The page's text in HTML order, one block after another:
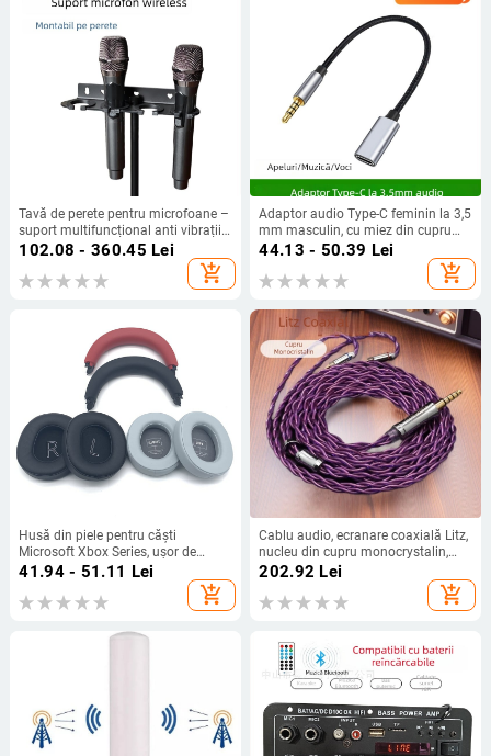
Tavă de perete pentru microfoane –
suport multifuncțional anti vibrații
pentru microfoane cu fir și fără fir
102.08 - 360.45 Lei
add_shopping_cart
Adaptor audio Type-C feminin la 3,5
mm masculin, cu miez din cupru
pur, pentru dispozitive digitale
44.13 - 50.39 Lei
add_shopping_cart
Husă din piele pentru căști
Microsoft Xbox Series, ușor de
instalat și confortabil de purtat
41.94 - 51.11 Lei
add_shopping_cart
Cablu audio, ecranare coaxială Litz,
nucleu din cupru monocrystalin,
împletire încrucișată; conectori
drepți 2.5/3.5/4.4 mm; MMCX sau
0.78 mm 2-pin, QDC sau TFZ
202.92 Lei
add_shopping_cart